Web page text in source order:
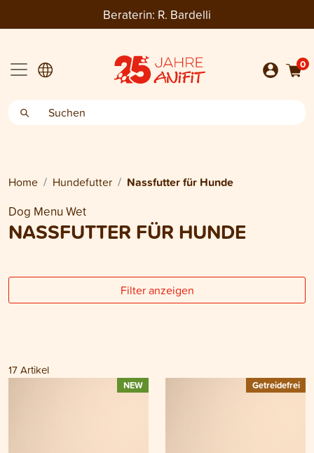
Beraterin: R. Bardelli
0
Home Hundefutter
Nassfutter für Hunde
Dog Menu Wet
NASSFUTTER FÜR HUNDE
Filter anzeigen
17Artikel
NEW Getreidefrei